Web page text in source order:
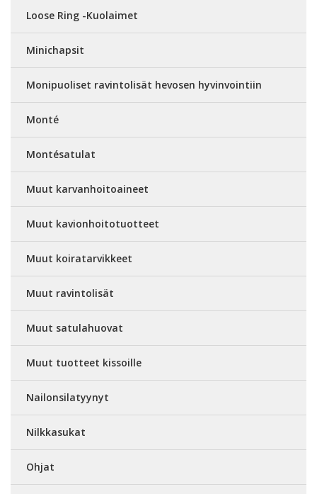
Loose Ring -Kuolaimet
Minichapsit
Monipuoliset ravintolisät hevosen hyvinvointiin
Monté
Montésatulat
Muut karvanhoitoaineet
Muut kavionhoitotuotteet
Muut koiratarvikkeet
Muut ravintolisät
Muut satulahuovat
Muut tuotteet kissoille
Nailonsilatyynyt
Nilkkasukat
Ohjat